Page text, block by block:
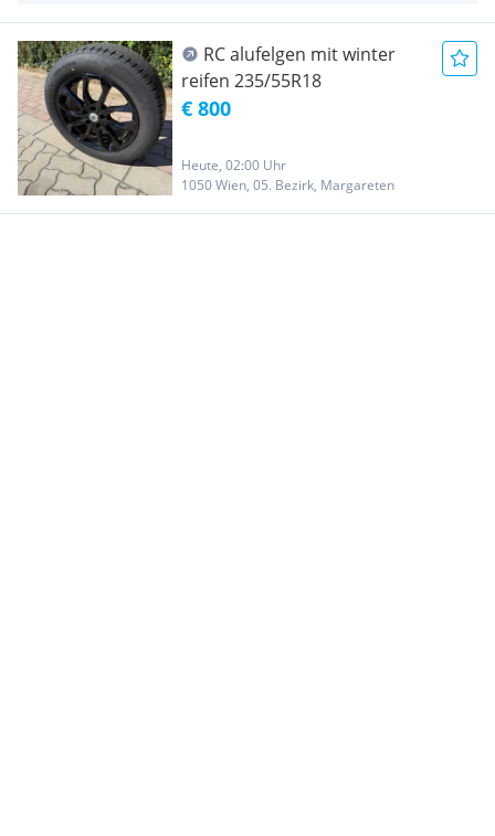
RC alufelgen mit winter
reifen 235/55R18
€ 800
Heute, 02:00 Uhr
1050 Wien, 05. Bezirk, Margareten